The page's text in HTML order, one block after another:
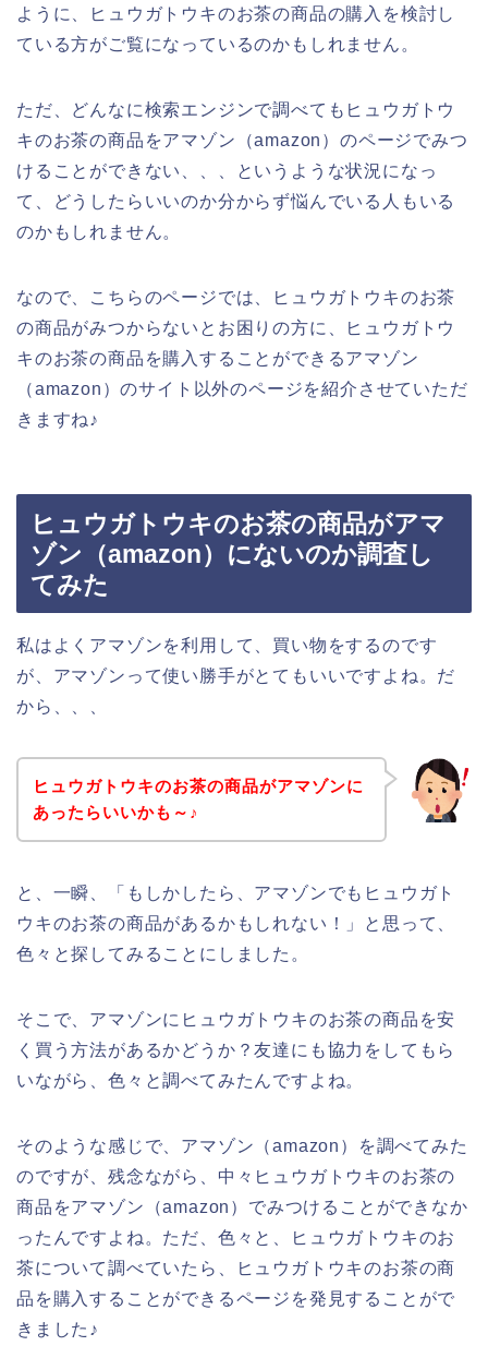
ように、ヒュウガトウキのお茶の商品の購入を検討し
ている方がご覧になっているのかもしれません。
ただ、どんなに検索エンジンで調べてもヒュウガトウ
キのお茶の商品をアマゾン（amazon）のページでみつ
けることができない、、、というような状況になっ
て、どうしたらいいのか分からず悩んでいる人もいる
のかもしれません。
なので、こちらのページでは、ヒュウガトウキのお茶
の商品がみつからないとお困りの方に、ヒュウガトウ
キのお茶の商品を購入することができるアマゾン
（amazon）のサイト以外のページを紹介させていただ
きますね♪
ヒュウガトウキのお茶の商品がアマ
ゾン（amazon）にないのか調査し
てみた
私はよくアマゾンを利用して、買い物をするのです
が、アマゾンって使い勝手がとてもいいですよね。だ
から、、、
ヒュウガトウキのお茶の商品がアマゾンに
あったらいいかも～♪
と、一瞬、「もしかしたら、アマゾンでもヒュウガト
ウキのお茶の商品があるかもしれない！」と思って、
色々と探してみることにしました。
そこで、アマゾンにヒュウガトウキのお茶の商品を安
く買う方法があるかどうか？友達にも協力をしてもら
いながら、色々と調べてみたんですよね。
そのような感じで、アマゾン（amazon）を調べてみた
のですが、残念ながら、中々ヒュウガトウキのお茶の
商品をアマゾン（amazon）でみつけることができなか
ったんですよね。ただ、色々と、ヒュウガトウキのお
茶について調べていたら、ヒュウガトウキのお茶の商
品を購入することができるページを発見することがで
きました♪